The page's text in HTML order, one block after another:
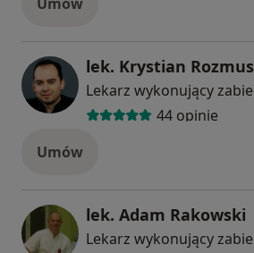
lek. Krystian Rozmus
44 opinie
Umów
lek. Adam Rakowski